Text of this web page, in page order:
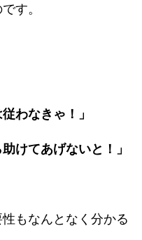
す。
わなきゃ！」
けてあげないと！」
もなんとなく分かる